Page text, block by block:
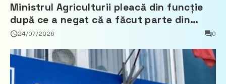
Ministrul Agriculturii pleacă din funcție
după ce a negat că a făcut parte din
Partidul Democrat
24/07/2026 0